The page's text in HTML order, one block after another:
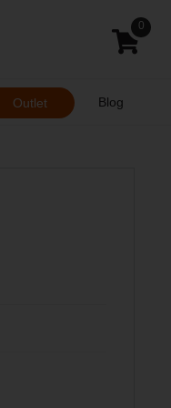
0
Outlet Blog